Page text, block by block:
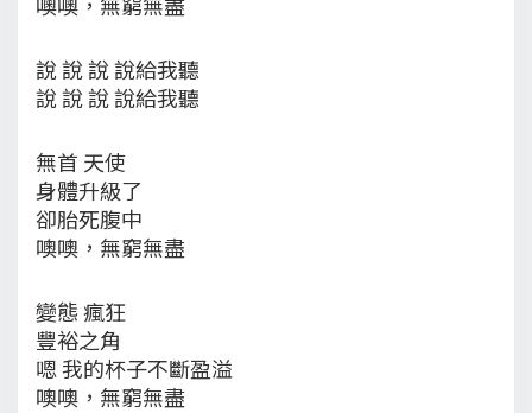
說 說 說 說給我聽
說 說 說 說給我聽
無首 天使
身體升級了
卻胎死腹中
噢噢，無窮無盡
變態 瘋狂
豐裕之角
嗯 我的杯子不斷盈溢
噢噢，無窮無盡